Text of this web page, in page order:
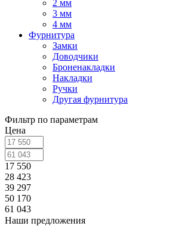
2 мм
3 мм
4 мм
Фурнитура
Замки
Доводчики
Броненакладки
Накладки
Ручки
Другая фурнитура
Фильтр по параметрам
Цена
17 550
28 423
39 297
50 170
61 043
Наши предложения